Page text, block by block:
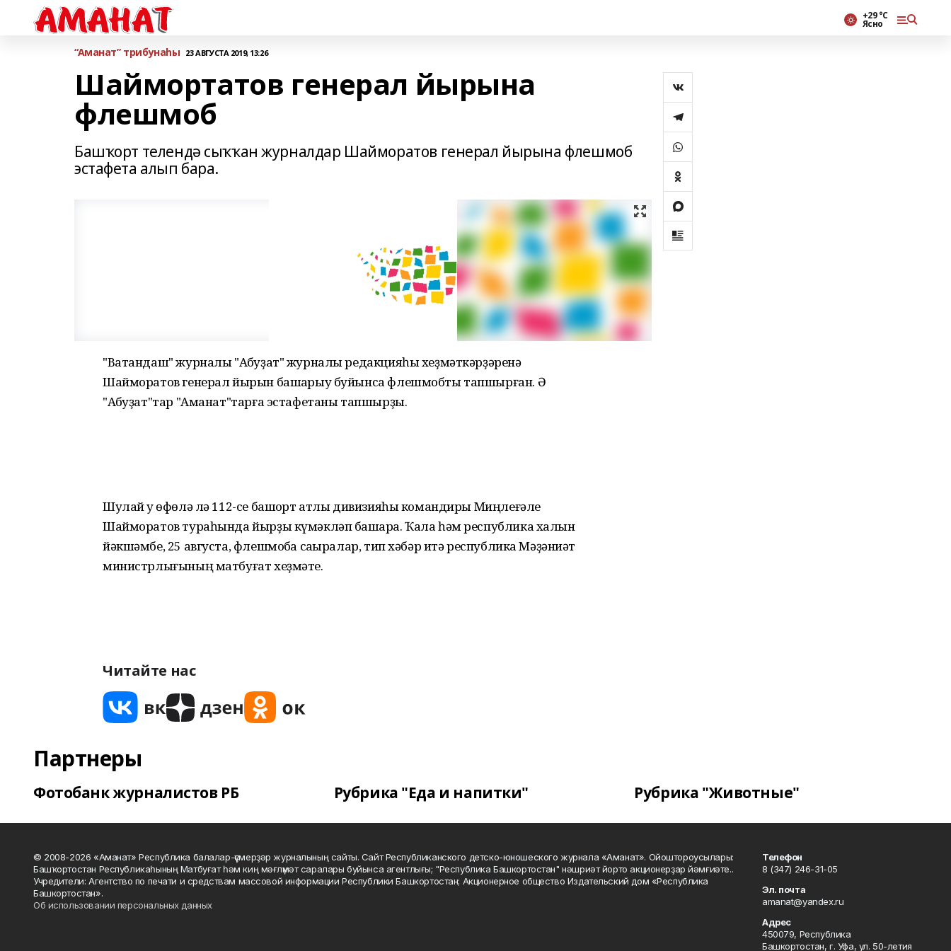
+29 °С
Ясно
“Аманат” трибунаһы 23 АВГУСТА 2019, 13:26
Шаймортатов генерал йырына
флешмоб
Башҡорт телендә сыҡҡан журналдар Шайморатов генерал йырына флешмоб
эстафета алып бара.
"Ватандаш" журналы "Аҡбуҙат" журналы редакцияһы хеҙмәткәрҙәренә
Шайморатов генерал йырын башҡарыу буйынса флешмобты тапшырған. Ә
"Аҡбуҙат"тар "Аманат"тарға эстафетаны тапшырҙы.
Шулай уҡ өфөлә лә 112-се башҡорт атлы дивизияһы командиры Миңлеғәле
Шайморатов тураһында йырҙы күмәкләп башҡара. Ҡала һәм республика халҡын
йәкшәмбе, 25 августа, флешмобҡа саҡыралар, тип хәбәр итә республика Мәҙәниәт
министрлығының матбуғат хеҙмәте.
Читайте нас
Партнеры
Фотобанк журналистов РБ Рубрика "Еда и напитки" Рубрика "Животные"
© 2008-2026 «Аманат» Республика балалар-үҫмерҙәр журналының сайты. Сайт Республиканского детско-юношеского журнала «Аманат». Ойоштороусылары:
Башҡортостан Республикаһының Матбуғат һәм киң мәғлүмәт саралары буйынса агентлығы; "Республика Башкортостан" нәшриәт йорто акционерҙар йәмғиәте..
Учредители: Агентство по печати и средствам массовой информации Республики Башкортостан; Акционерное общество Издательский дом «Республика
Башкортостан».
Об использовании персональных данных
Телефон
8 (347) 246-31-05
Эл. почта
amanat@yandex.ru
Адрес
450079, Республика
Башкортостан, г. Уфа, ул. 50-летия